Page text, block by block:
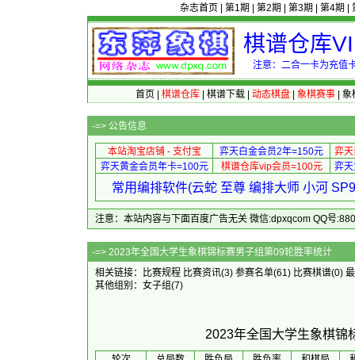
杂志首页 第1期 第2期 第3期 第4期
棋谱仓库
注意：二合一卡为充值
首页 棋谱仓库| 棋谱下载| 动态棋盘| 象棋赛事| 象
-=> 公告信息
本站淘宝店铺 - 支付宝 弈天白金会员2年=150元
弈
弈天黄金会员年卡=100元
棋谱仓库vip会员=100元 弈
常用编排软件(云蛇 至尊 编排大师 小河
注意：本站内容与下面百度广告无关 微信:dpxqcom QQ号
-=> 2023年全国大学生象棋锦
相关链接：
比赛规程 比赛资讯(3) 参赛名单(61) 比赛棋谱(0)
其他组别： 女子组(7)
2023年全国大学生象棋锦